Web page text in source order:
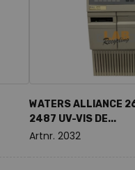
WATERS ALLIANCE
2487 UV-VIS DE...
Artnr. 2032